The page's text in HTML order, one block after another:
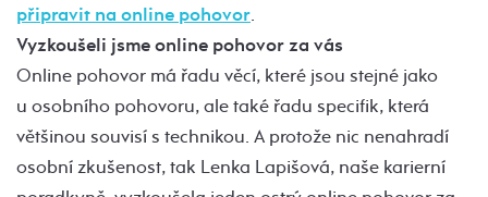
připravit na online pohovor.
Vyzkoušeli jsme online pohovor za vás
Online pohovor má řadu věcí, které jsou stejné jako
u osobního pohovoru, ale také řadu specifik, která
většinou souvisí s technikou. A protože nic nenahradí
osobní zkušenost, tak Lenka Lapišová, naše karierní